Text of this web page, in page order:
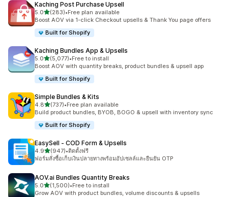
Kaching Post Purchase Upsell
5.0เต็ม 5 ดาว
(283)
ทั้งหมด 283 รีวิว
•Free plan available
Boost AOV via 1-click Checkout upsells & Thank You page offers
Built for Shopify
Kaching Bundles App & Upsells
5.0เต็ม 5 ดาว
(5,077)
ทั้งหมด 5077 รีวิว
•Free to install
Boost AOV with quantity breaks, product bundles & upsell app
Built for Shopify
Simple Bundles & Kits
4.8เต็ม 5 ดาว
(737)
ทั้งหมด 737 รีวิว
•Free plan available
Build product bundles, BYOB, BOGO & upsell with inventory sync
Built for Shopify
EasySell ‑ COD Form & Upsells
4.9เต็ม 5 ดาว
(947)
ทั้งหมด 947 รีวิว
•ติดตั้งฟรี
ฟอร์มสั่งซื้อเก็บเงินปลายทางพร้อมอัปเซลล์และยืนยัน OTP
AOV.ai Bundles Quantity Breaks
5.0เต็ม 5 ดาว
(1,500)
ทั้งหมด 1500 รีวิว
•Free to install
Grow AOV with product bundles, volume discounts & upsells